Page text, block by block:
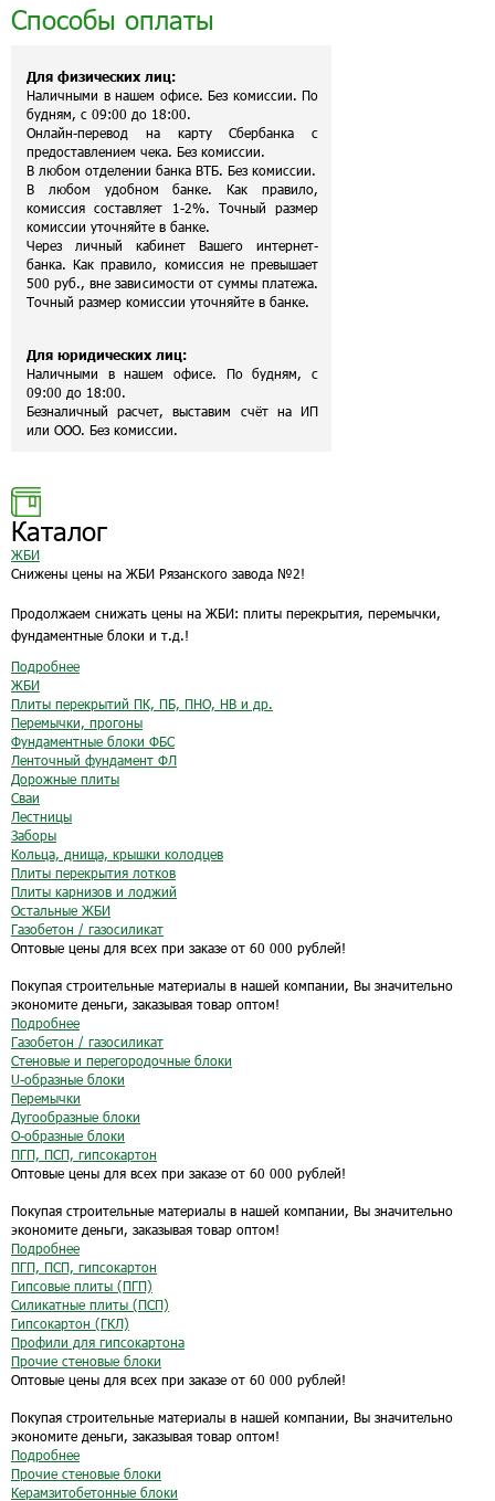
Способы оплаты
Для физических лиц:
Наличными в нашем офисе. Без комиссии. По
будням, с 09:00 до 18:00.
Онлайн-перевод на карту Сбербанка с
предоставлением чека. Без комиссии.
В любом отделении банка ВТБ. Без комиссии.
В любом удобном банке. Как правило,
комиссия составляет 1-2%. Точный размер
комиссии уточняйте в банке.
Через личный кабинет Вашего интернет-
банка. Как правило, комиссия не превышает
500 руб., вне зависимости от суммы платежа.
Точный размер комиссии уточняйте в банке.
Для юридических лиц:
Наличными в нашем офисе. По будням, с
09:00 до 18:00.
Безналичный расчет, выставим счёт на ИП
или ООО. Без комиссии.
Каталог
ЖБИ
Снижены цены на ЖБИ Рязанского завода №2!
Продолжаем снижать цены на ЖБИ: плиты перекрытия, перемычки,
фундаментные блоки и т.д.!
Подробнее
ЖБИ
Плиты перекрытий ПК, ПБ, ПНО, НВ и др.
Перемычки, прогоны
Фундаментные блоки ФБС
Ленточный фундамент ФЛ
Дорожные плиты
Сваи
Лестницы
Заборы
Кольца, днища, крышки колодцев
Плиты перекрытия лотков
Плиты карнизов и лоджий
Остальные ЖБИ
Газобетон / газосиликат
Оптовые цены для всех при заказе от 60 000 рублей!
Покупая строительные материалы в нашей компании, Вы значительно
экономите деньги, заказывая товар оптом!
Подробнее
Газобетон / газосиликат
Стеновые и перегородочные блоки
U-образные блоки
Перемычки
Дугообразные блоки
O-образные блоки
ПГП, ПСП, гипсокартон
Оптовые цены для всех при заказе от 60 000 рублей!
Покупая строительные материалы в нашей компании, Вы значительно
экономите деньги, заказывая товар оптом!
Подробнее
ПГП, ПСП, гипсокартон
Гипсовые плиты (ПГП)
Силикатные плиты (ПСП)
Гипсокартон (ГКЛ)
Профили для гипсокартона
Прочие стеновые блоки
Оптовые цены для всех при заказе от 60 000 рублей!
Покупая строительные материалы в нашей компании, Вы значительно
экономите деньги, заказывая товар оптом!
Подробнее
Прочие стеновые блоки
Керамзитобетонные блоки